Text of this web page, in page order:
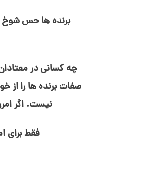
برنده⁯ ها حس شوخ⁯
چه کسانی در
صفات برنده⁯ ها را از
نیست. اگر
فقط برای